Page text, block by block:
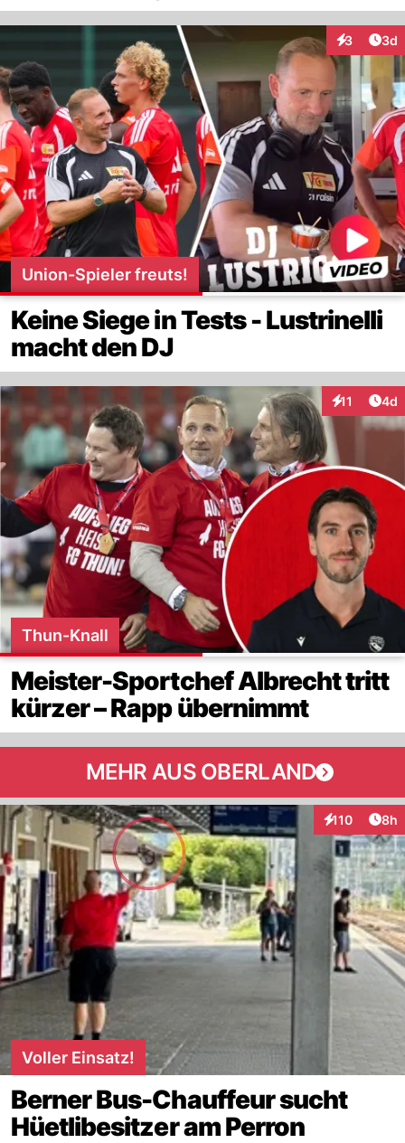
3 3d
Union-Spieler freuts!
Keine Siege in Tests - Lustrinelli
macht den DJ
11 4d
Thun-Knall
Meister-Sportchef Albrecht tritt
kürzer – Rapp übernimmt
MEHR AUS OBERLAND
110
Interaktionen
8h
Voller Einsatz!
Berner Bus-Chauffeur sucht
Hüetlibesitzer am Perron